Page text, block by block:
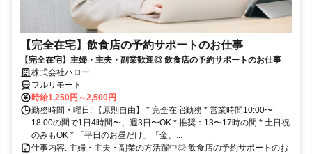
【完全在宅】飲食店の予約サポートのお仕事
【完全在宅】主婦・主夫・副業歓迎◎ 飲食店の予約サポートのお仕事
株式会社ハロー
フルリモート
時給1,250円～2,500円
勤務時間・曜日: 【原則自由】 * 完全在宅勤務 * 営業時間10:00〜
18:00の間で1日4時間〜、週3日〜OK * 推奨：13〜17時の間 * 土日祝
のみもOK * 「平日のお昼だけ」「金、...
仕事内容: 主婦・主夫・副業の方活躍中◎ 飲食店の予約サポートのお